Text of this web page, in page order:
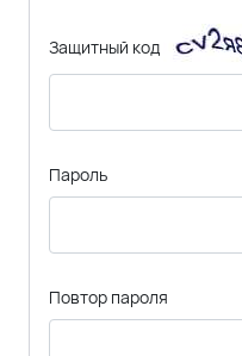
Защитный код
Пароль
Повтор пароля